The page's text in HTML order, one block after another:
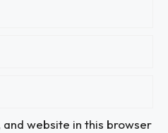
website in this browser